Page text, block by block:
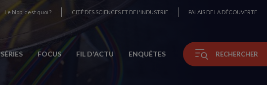
Le blob, c’est quoi ? CITÉ DES SCIENCES ET DE L'INDUSTRIE PALAIS DE LA DÉCOUVERTE
SÉRIES FOCUS FIL D'ACTU ENQUÊTES RECHERCHER